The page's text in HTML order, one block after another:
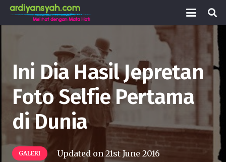
Ini Dia Hasil Jepretan
Foto Selfie Pertama
di Dunia
GALERI Updated on21st June 2016